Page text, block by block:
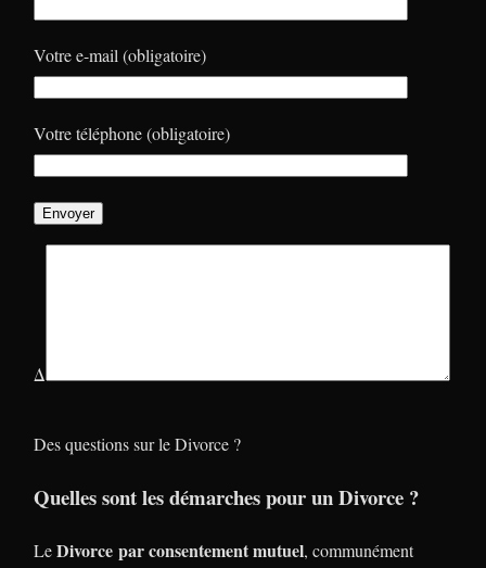
Votre e-mail (obligatoire)
Votre téléphone (obligatoire)
Δ
Des questions sur le Divorce ?
Quelles sont les démarches pour un Divorce ?
LeDivorce par consentement mutuel, communément